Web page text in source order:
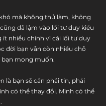
mà không thử làm, không
đã lậm vào lối tư duy kiểu
ít nhiều chính vì cái lối tư duy
đời bạn vẫn còn nhiều chỗ
mong muốn.
là bạn sẽ cần phải tin, phải
có thể thay đổi. Mình có thể